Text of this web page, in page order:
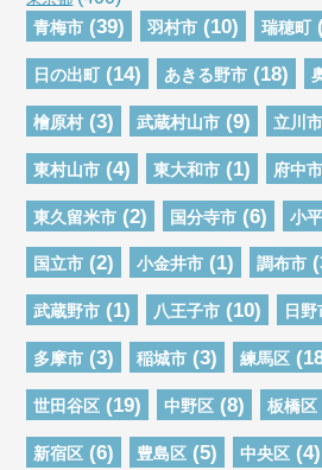
青梅市 (39) 羽村市 (10) 瑞穂町
日の出町 (14) あきる野市 (18)
檜原村 (3) 武蔵村山市 (9) 立川市
東村山市 (4) 東大和市 (1) 府中市
東久留米市 (2) 国分寺市 (6) 小
国立市 (2) 小金井市 (1) 調布市
武蔵野市 (1) 八王子市 (10) 日野
多摩市 (3) 稲城市 (3) 練馬区
世田谷区 (19) 中野区 (8) 板橋区
新宿区 (6) 豊島区 (5) 中央区 (4)